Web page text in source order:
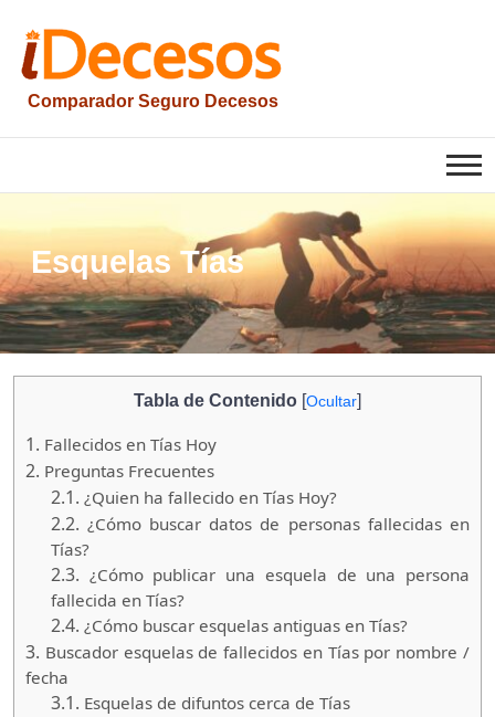
contenido
Comparador Seguro Decesos
iesquelas
Esquelas Tías
Tabla de Contenido [Ocultar]
1. Fallecidos en Tías Hoy
2. Preguntas Frecuentes
2.1. ¿Quien ha fallecido en Tías Hoy?
2.2. ¿Cómo buscar datos de personas fallecidas en
Tías?
2.3. ¿Cómo publicar una esquela de una persona
fallecida en Tías?
2.4. ¿Cómo buscar esquelas antiguas en Tías?
3. Buscador esquelas de fallecidos en Tías por nombre /
fecha
3.1. Esquelas de difuntos cerca de Tías